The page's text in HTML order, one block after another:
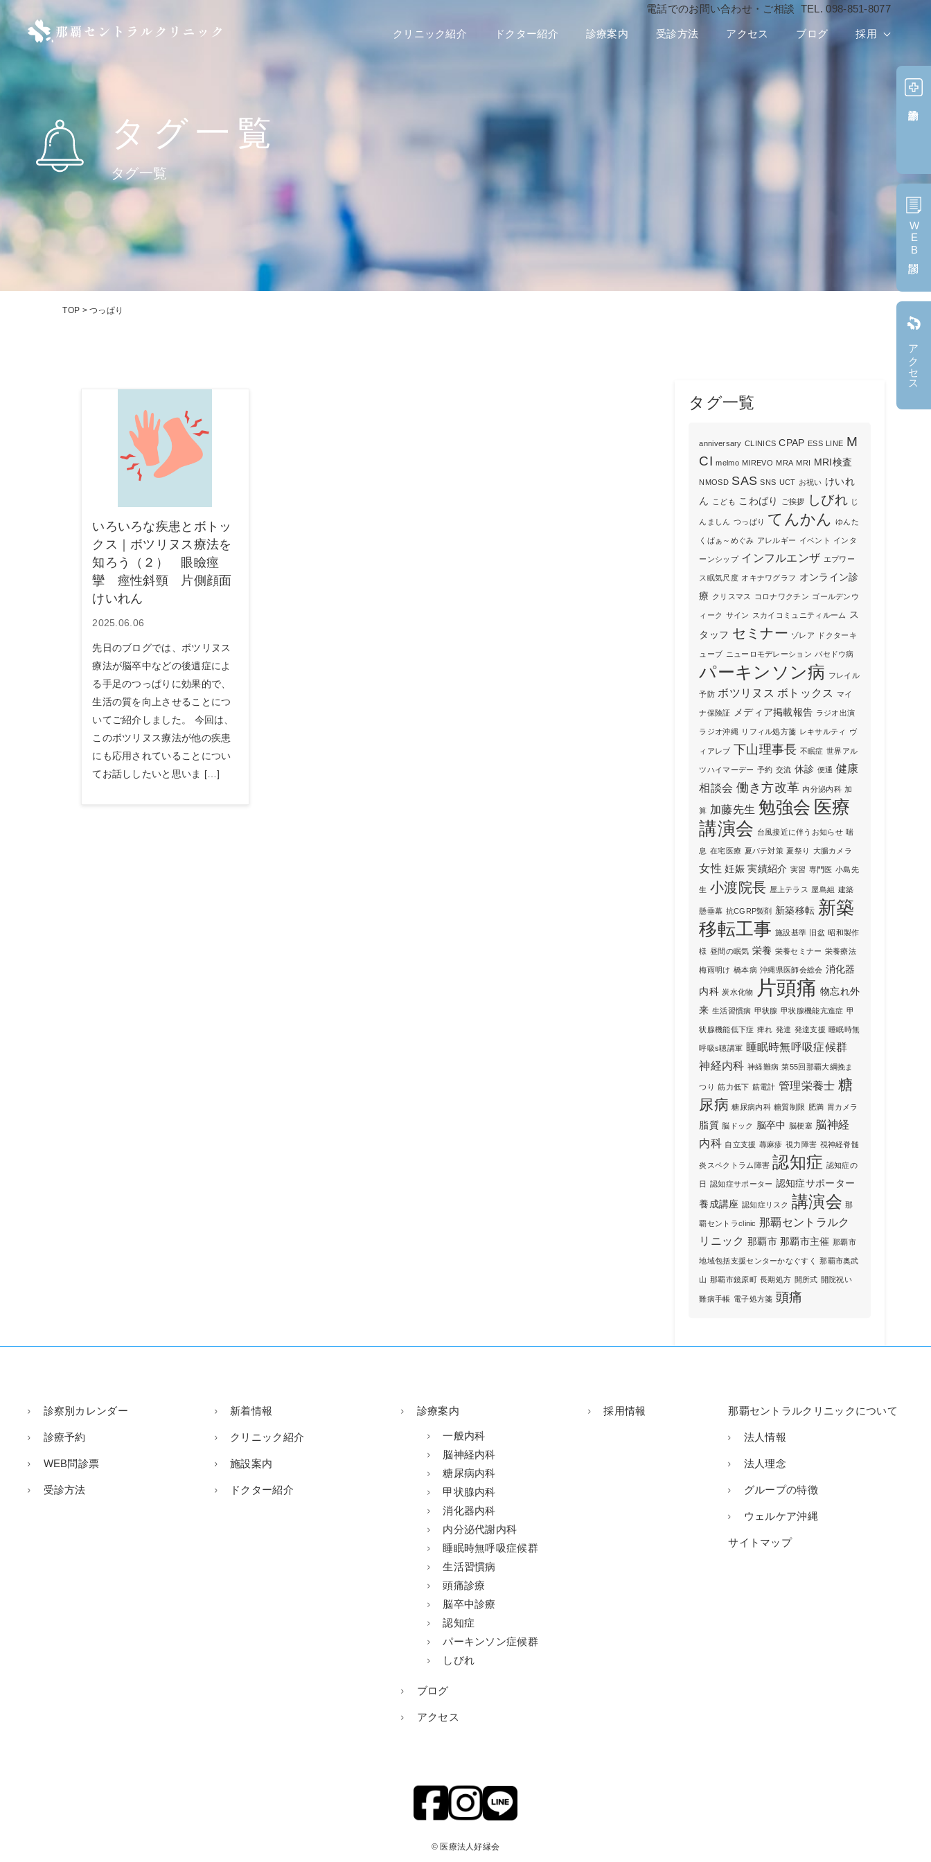
電話でのお問い合わせ・ご相談 TEL. 098-851-8077
クリニック紹介 ドクター紹介 診療案内 受診方法 アクセス ブログ 採用
タグ一覧
タグ一覧
TOP >つっぱり
いろいろな疾患とボトッ
クス｜ボツリヌス療法を
知ろう（２） 眼瞼痙
攣 痙性斜頸 片側顔面
けいれん
2025.06.06
先日のブログでは、ボツリヌス
療法が脳卒中などの後遺症によ
る手足のつっぱりに効果的で、
生活の質を向上させることにつ
いてご紹介しました。 今回は、
このボツリヌス療法が他の疾患
にも応用されていることについ
てお話ししたいと思いま […]
タグ一覧
anniversary CLINICS CPAP ESS LINE M
CI melmo MIREVO MRA MRI MRI検査
NMOSD SAS SNS UCT お祝い けいれ
ん
こども こわばり ご挨拶 しびれ じ
んましん つっぱり てんかん ゆんた
くばぁ～めぐみ アレルギー イベント インタ
ーンシップ インフルエンザ エプワー
ス眠気尺度 オキナワグラフ オンライン診
療 クリスマス コロナワクチン ゴールデンウ
ィーク サイン スカイコミュニティルーム ス
タッフ セミナー ゾレア ドクターキ
ューブ ニューロモデレーション バセドウ病
パーキンソン病 フレイル
予防 ボツリヌス ボトックス マイ
ナ保険証 メディア掲載報告 ラジオ出演
ラジオ沖縄 リフィル処方箋 レキサルティ ヴ
ィアレブ 下山理事長 不眠症 世界アル
ツハイマーデー 予約 交流 休診 便通 健康
相談会 働き方改革 内分泌内科 加
算 加藤先生 勉強会 医療
講演会 台風接近に伴うお知らせ 喘
息 在宅医療 夏バテ対策 夏祭り 大腸カメラ
女性 妊娠 実績紹介 実習 専門医 小島先
生 小渡院長 屋上テラス 屋島組 建築
懸垂幕 抗CGRP製剤 新築移転 新築
移転工事 施設基準 旧盆 昭和製作
様 昼間の眠気 栄養 栄養セミナー 栄養療法
梅雨明け 橋本病 沖縄県医師会総会 消化器
内科 炭水化物 片頭痛 物忘れ外
来 生活習慣病 甲状腺 甲状腺機能亢進症 甲
状腺機能低下症 痺れ 発達 発達支援 睡眠時無
呼吸s聴講軍 睡眠時無呼吸症候群
神経内科 神経難病 第55回那覇大綱挽ま
つり 筋力低下 筋電計 管理栄養士 糖
尿病 糖尿病内科 糖質制限 肥満 胃カメラ
脂質 脳ドック 脳卒中 脳梗塞 脳神経
内科 自立支援 蕁麻疹 視力障害 視神経脊髄
炎スペクトラム障害 認知症 認知症の
日 認知症サポーター 認知症サポーター
養成講座 認知症リスク 講演会 那
覇セントラclinic 那覇セントラルク
リニック 那覇市 那覇市主催 那覇市
地域包括支援センターかなぐすく 那覇市奥武
山 那覇市鏡原町 長期処方 開所式 開院祝い
難病手帳 電子処方箋 頭痛
診察別カレンダー
診療予約
WEB問診票
受診方法
新着情報
クリニック紹介
施設案内
ドクター紹介
診療案内
一般内科
脳神経内科
糖尿病内科
甲状腺内科
消化器内科
内分泌代謝内科
睡眠時無呼吸症候群
生活習慣病
頭痛診療
脳卒中診療
認知症
パーキンソン症候群
しびれ
ブログ
アクセス
採用情報 那覇セントラルクリニックについて
法人情報
法人理念
グループの特徴
ウェルケア沖縄
サイトマップ
© 医療法人好縁会
WEB問診
アクセス